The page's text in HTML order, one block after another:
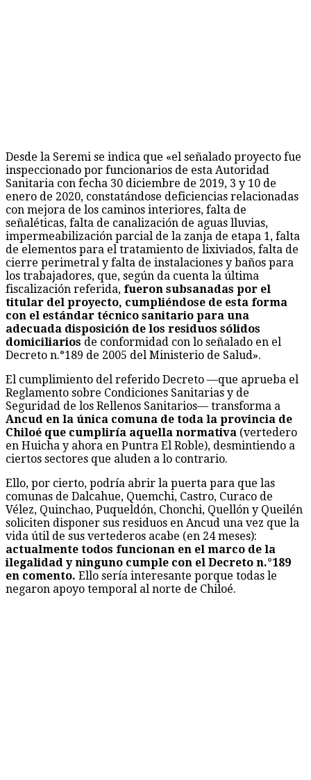
Desde la Seremi se indica que «el señalado proyecto fue
inspeccionado por funcionarios de esta Autoridad
Sanitaria con fecha 30 diciembre de 2019, 3 y 10 de
enero de 2020, constatándose deficiencias relacionadas
con mejora de los caminos interiores, falta de
señaléticas, falta de canalización de aguas lluvias,
impermeabilización parcial de la zanja de etapa 1, falta
de elementos para el tratamiento de lixiviados, falta de
cierre perimetral y falta de instalaciones y baños para
los trabajadores, que, según da cuenta la última
fiscalización referida, fueron subsanadas por el
titular del proyecto, cumpliéndose de esta forma
con el estándar técnico sanitario para una
adecuada disposición de los residuos sólidos
domiciliarios de conformidad con lo señalado en el
Decreto n.°189 de 2005 del Ministerio de Salud».
El cumplimiento del referido Decreto —que aprueba el
Reglamento sobre Condiciones Sanitarias y de
Seguridad de los Rellenos Sanitarios— transforma a
Ancud en la única comuna de toda la provincia de
Chiloé que cumpliría aquella normativa (vertedero
en Huicha y ahora en Puntra El Roble), desmintiendo a
ciertos sectores que aluden a lo contrario.
Ello, por cierto, podría abrir la puerta para que las
comunas de Dalcahue, Quemchi, Castro, Curaco de
Vélez, Quinchao, Puqueldón, Chonchi, Quellón y Queilén
soliciten disponer sus residuos en Ancud una vez que la
vida útil de sus vertederos acabe (en 24 meses):
actualmente todos funcionan en el marco de la
ilegalidad y ninguno cumple con el Decreto n.°189
en comento. Ello sería interesante porque todas le
negaron apoyo temporal al norte de Chiloé.